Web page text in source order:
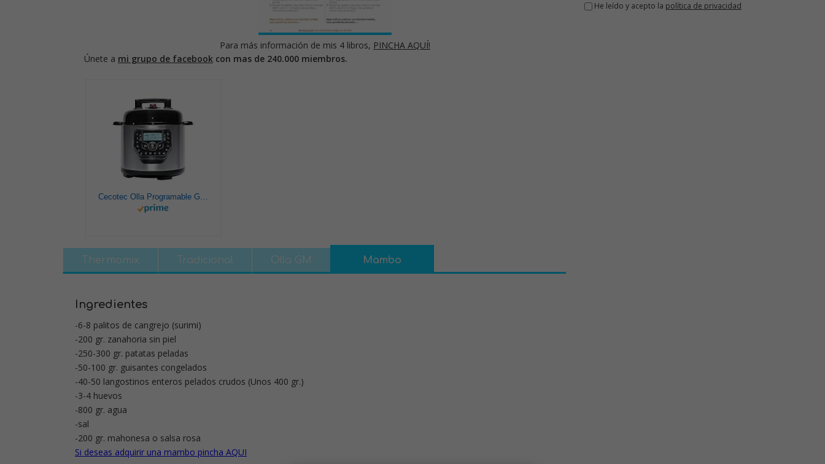
Para más información de mis 4 libros, PINCHA AQUÍ!
Únete a mi grupo de facebook con mas de 240.000 miembros.
Cecotec Olla Programable GM Modelo H Deluxe. Programable 24 horas, Capacidad 6 litros,Sistema de cocción inteligente, Función báscula,Temperatura ajustable, Presión ajustable
Thermomix Tradicional Olla GM Mambo
Ingredientes
-6-8 palitos de cangrejo (surimi)
-200 gr. zanahoria sin piel
-250-300 gr. patatas peladas
-50-100 gr. guisantes congelados
-40-50 langostinos enteros pelados crudos (Unos 400 gr.)
-3-4 huevos
-800 gr. agua
-sal
-200 gr. mahonesa o salsa rosa
Si deseas adquirir una mambo pincha AQUI
He leído y acepto la política de privacidad